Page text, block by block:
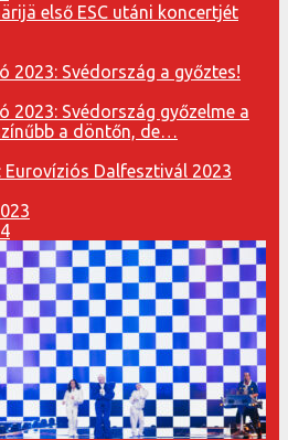
első ESC utáni koncertjét
2023: Svédország a győztes!
2023: Svédország győzelme a
a döntőn, de…
Eurovíziós Dalfesztivál 2023